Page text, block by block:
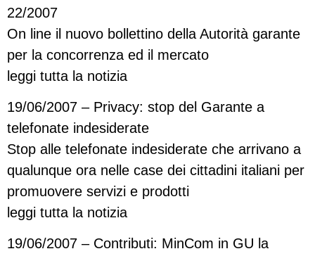
22/2007
On line il nuovo bollettino della Autorità garante
per la concorrenza ed il mercato
leggi tutta la notizia
19/06/2007 – Privacy: stop del Garante a
telefonate indesiderate
Stop alle telefonate indesiderate che arrivano a
qualunque ora nelle case dei cittadini italiani per
promuovere servizi e prodotti
leggi tutta la notizia
19/06/2007 – Contributi: MinCom in GU la